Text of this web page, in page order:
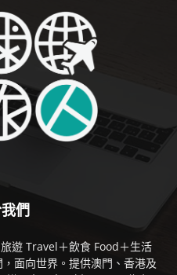
們
遊 Travel＋飲食 Food＋生活
面向世界。提供澳門、香港及